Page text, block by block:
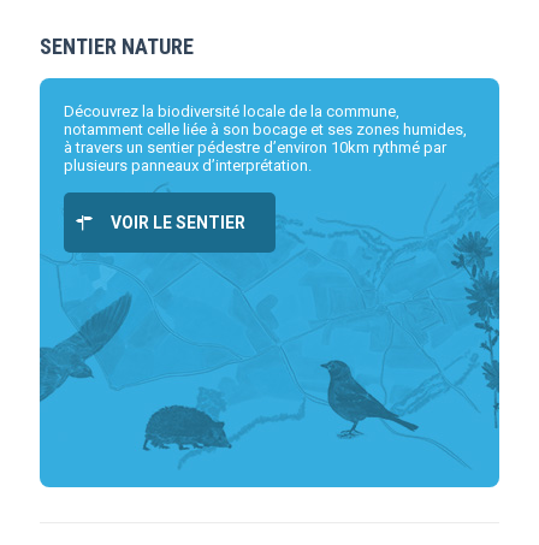
SENTIER NATURE
Découvrez la biodiversité locale de la commune,
notamment celle liée à son bocage et ses zones humides,
à travers un sentier pédestre d’environ 10km rythmé par
plusieurs panneaux d’interprétation.
VOIR LE SENTIER